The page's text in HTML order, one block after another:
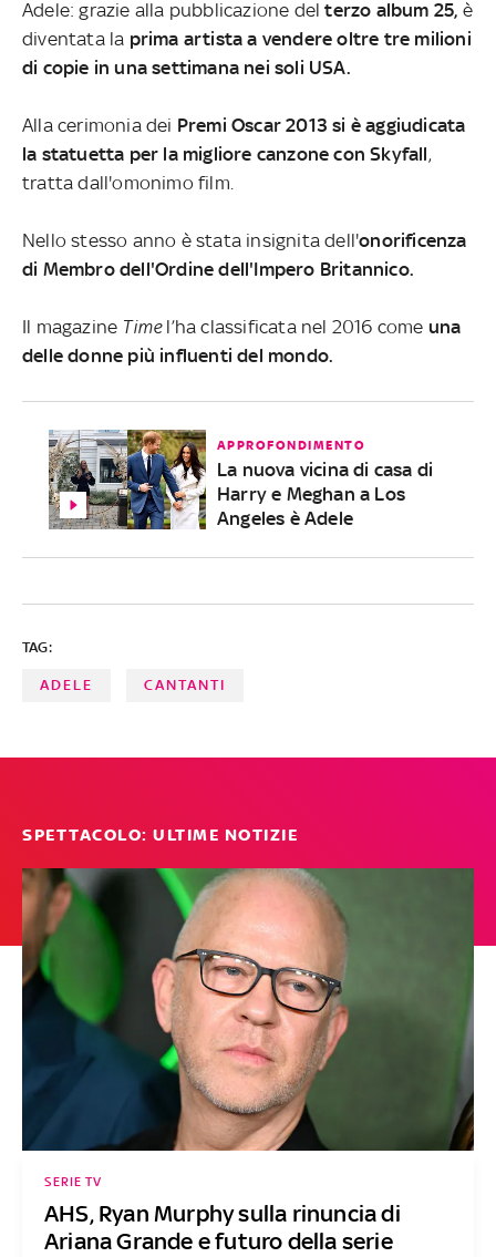
Adele: grazie alla pubblicazione delterzo album 25, è
diventata la prima artista a vendere oltre tre milioni
di copie in una settimana nei soli USA.
Alla cerimonia dei Premi Oscar 2013 si è aggiudicata
la statuetta per la migliore canzone con Skyfall,
tratta dall'omonimo film.
Nello stesso anno è stata insignita dell'onorificenza
di Membro dell'Ordine dell'Impero Britannico.
Il magazine Timel’ha classificata nel 2016 come una
delle donne più influenti del mondo.
APPROFONDIMENTO
La nuova vicina di casa di
Harry e Meghan a Los
Angeles è Adele
TAG:
ADELE CANTANTI
SPETTACOLO: ULTIME NOTIZIE
AHS, Ryan Murphy sulla rinuncia di
Ariana Grande e futuro della serie
SERIE TV